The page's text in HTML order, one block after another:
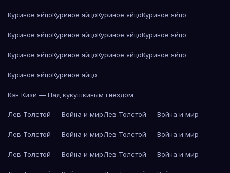
Куриное яйцоКуриное яйцоКуриное яйцоКуриное яйцо
Куриное яйцоКуриное яйцоКуриное яйцоКуриное яйцо
Куриное яйцоКуриное яйцоКуриное яйцоКуриное яйцо
Куриное яйцоКуриное яйцо
Кэн Кизи — Над кукушкиным гнездом
Лев Толстой — Война и мирЛев Толстой — Война и мир
Лев Толстой — Война и мирЛев Толстой — Война и мир
Лев Толстой — Война и мирЛев Толстой — Война и мир